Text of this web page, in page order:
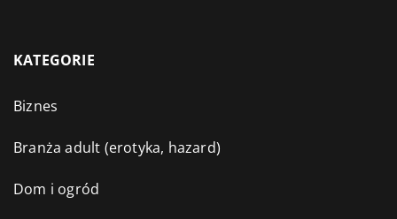
KATEGORIE
Biznes
Branża adult (erotyka, hazard)
Dom i ogród